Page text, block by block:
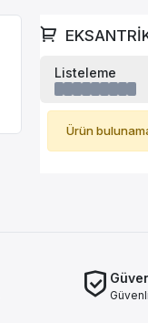
Listeleme
Ürün